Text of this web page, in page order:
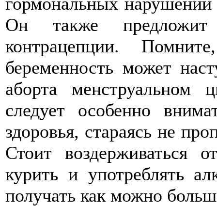
Он также
контрацепции.
беременность может
аборта
следует особенно
здоровья, стараясь не
Стоит воздерживаться
курить и употреблять
получать как можно